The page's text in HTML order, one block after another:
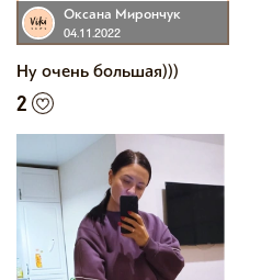
Оксана Мирончук
04.11.2022
Ну очень большая)))
2